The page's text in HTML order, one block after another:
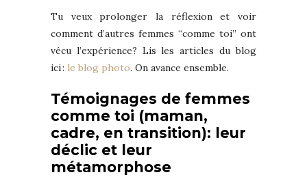
Tu veux prolonger la réflexion et voir
comment d’autres femmes “comme toi” ont
vécu l’expérience? Lis les articles du blog
ici : le blog photo. On avance ensemble.
Témoignages de femmes
comme toi (maman,
cadre, en transition): leur
déclic et leur
métamorphose